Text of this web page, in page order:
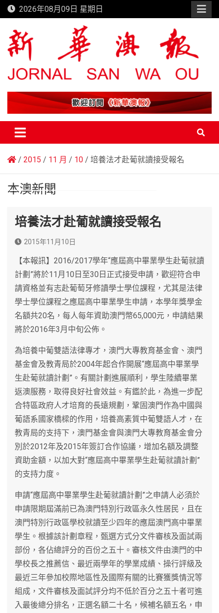
Skip
to
content
2026年08月09日 星期日
新華澳報
2015 11 月 10 培養法才赴葡就讀接受報名
本澳新聞
培養法才赴葡就讀接受報名
2015年11月10日
【本報訊】2016/2017學年“應屆高中畢業學生赴葡就讀
計劃”將於11月10日至30日正式接受申請，歡迎符合申
請資格並有志赴葡萄牙修讀學士學位課程，尤其是法律
學士學位課程之應屆高中畢業學生申請，本學年獎學金
名額共20名，每人每年資助澳門幣65,000元，申請結果
將於2016年3月中旬公佈。
為培養中葡雙語法律專才，澳門大專教育基金會、澳門
基金會及教青局於2004年起合作開展“應屆高中畢業學
生赴葡就讀計劃”。有關計劃進展順利，學生陸續畢業
返澳服務，取得良好社會效益。有鑑於此，為進一步配
合特區政府人才培育的長遠規劃，鞏固澳門作為中國與
葡語系國家橋樑的作用，培養高素質中葡雙語人才，在
教青局的支持下，澳門基金會與澳門大專教育基金會分
別於2012年及2015年簽訂合作協議，增加名額及調整
資助金額，以加大對“應屆高中畢業學生赴葡就讀計劃”
的支持力度。
申請“應屆高中畢業學生赴葡就讀計劃”之申請人必須於
申請限期屆滿前已為澳門特別行政區永久性居民，且在
澳門特別行政區學校就讀至少四年的應屆澳門高中畢業
學生。根據該計劃章程，甄選方式分文件審核及面試兩
部份，各佔總評分的百份之五十。審核文件由澳門的中
學校長之推薦信、最近兩學年的學業成績、操行評級及
最近三年參加校際地區性及國際有關的比賽獲獎情況等
組成，文件審核及面試評分均不低於百分之五十者可進
入最後總分排名，正選名額二十名，候補名額五名，申